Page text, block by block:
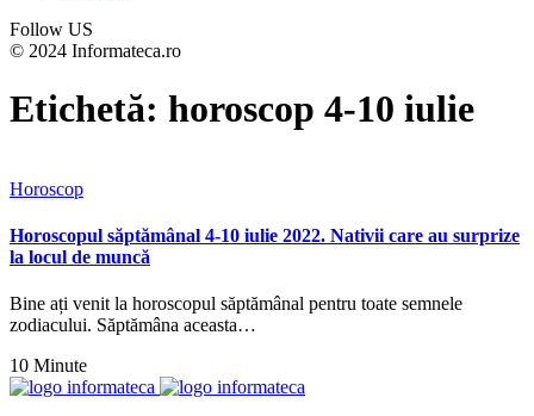
Follow US
© 2024 Informateca.ro
Etichetă: horoscop 4-10 iulie
Horoscop
Horoscopul săptămânal 4-10 iulie 2022. Nativii care au surprize
la locul de muncă
Bine ați venit la horoscopul săptămânal pentru toate semnele
zodiacului. Săptămâna aceasta…
10 Minute